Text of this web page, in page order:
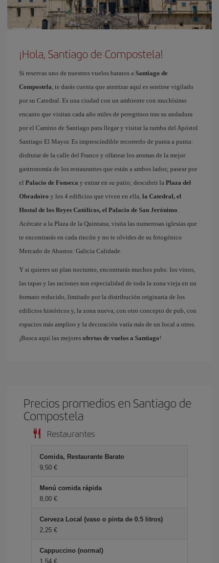
¡Hola, Santiago de Compostela!
Si reservas uno de nuestros vuelos baratos a Santiago de
Compostela, te darás cuenta que aterrizar aquí es sentirse vigilado
por su Catedral. Es una ciudad con un ambiente con muchísimo
encanto que visitan cada año miles de peregrinos tras su andadura
por el Camino de Santiago para llegar y visitar la tumba del Apóstol
Santiago El Mayor. Es imprescindible recorrerlo de punta a punta:
disfrutar de la calle del Franco y olfatear los aromas de la mejor
gastronomía de los restaurantes que están a ambos lados; pasear por
el Palacio de Fonseca y entrar en su patio; descubrir la Plaza del
Obradoiro y los 4 edificios que viven en ella, la Catedral, el
Hostal de los Reyes Católicos, el Palacio de San Jerónimo.
Acércate a la Plaza de la Quintana, visita las numerosas iglesias que
te encontrarás en cada rincón y no te olvides de su fotogénico
Mercado de Abastos: Galicia Calidade.
Y si quieres un plan nocturno, encontrarás muchos pubs: los vinos,
las tapas y las raciones son especialidad de toda la zona vieja en un
formato reducido, limitado por la distribución originaria de los
edificios históricos y, la zona nueva, con otro concepto de pub, con
espacios más amplios y la decoración varía más de un local a otros.
¡Busca aquí las mejores ofertas de vuelos a Santiago!
Precios promedios en Santiago de
Compostela
Restaurantes
Comida, Restaurante Barato
9,50 €
Menú comida rápida
8,00 €
Cerveza Local (vaso o pinta de 0.5 litros)
2,25 €
Cappuccino (normal)
1,54 €